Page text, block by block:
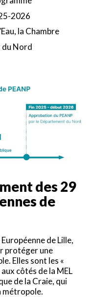
2026
la Chambre
du Nord
des 29
de
de Lille,
protéger une
Elles sont les «
côtés de la MEL
de la Craie, qui
métropole.